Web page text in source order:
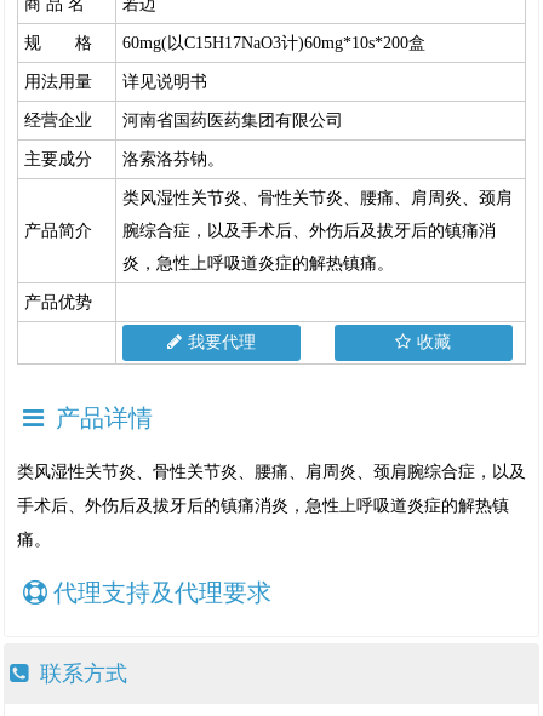
商 品 名 若迈
规 格 60mg(以C15H17NaO3计)60mg*10s*200盒
用法用量 详见说明书
经营企业 河南省国药医药集团有限公司
主要成分 洛索洛芬钠。
产品简介
类风湿性关节炎、骨性关节炎、腰痛、肩周炎、颈肩
腕综合症，以及手术后、外伤后及拔牙后的镇痛消
炎，急性上呼吸道炎症的解热镇痛。
产品优势
我要代理 收藏
产品详情
类风湿性关节炎、骨性关节炎、腰痛、肩周炎、颈肩腕综合症，以及
手术后、外伤后及拔牙后的镇痛消炎，急性上呼吸道炎症的解热镇
痛。
代理支持及代理要求
联系方式